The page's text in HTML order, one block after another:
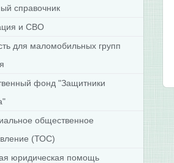
справочник
и СВО
для маломобильных групп
фонд "Защитники
общественное
(ТОС)
юридическая помощь